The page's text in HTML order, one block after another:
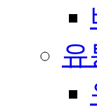
유